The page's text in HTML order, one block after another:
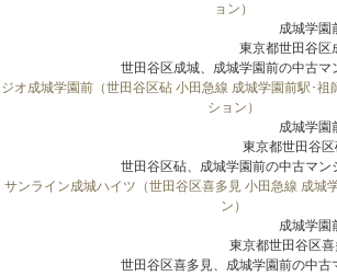
ョン）
成城学園
東京都世田谷区
世田谷区成城、成城学園前の中古
ジオ成城学園前（世田谷区砧 小田急線 成城学園前駅･祖
ション）
成城学園
東京都世田谷
世田谷区砧、成城学園前の中古マ
サンライン成城ハイツ（世田谷区喜多見 小田急線 成城
ン）
成城学園
東京都世田谷区
世田谷区喜多見、成城学園前の中